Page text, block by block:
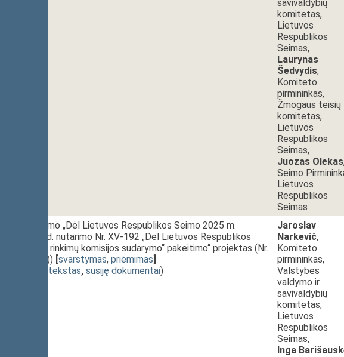
savivaldybių
komitetas,
Lietuvos
Respublikos
Seimas,
Laurynas
Šedvydis,
Komiteto
pirmininkas,
Žmogaus teisių
komitetas,
Lietuvos
Respublikos
Seimas,
Juozas Olekas
Seimo
Lietuvos
Respublikos
Seimas
Seimo nutarimo „Dėl Lietuvos Respublikos Seimo 2025 m.
gegužės 13 d. nutarimo Nr. XV-192 „Dėl Lietuvos Respublikos
vyriausiosios rinkimų komisijos sudarymo“ pakeitimo“ projektas (Nr.
XVP-1209(2)) [svarstymas, priėmimas]
dokumento tekstas, susiję dokumentai)
Jaroslav
Narkevič,
Komiteto
pirmininkas,
Valstybės
valdymo ir
savivaldybių
komitetas,
Lietuvos
Respublikos
Seimas,
Inga